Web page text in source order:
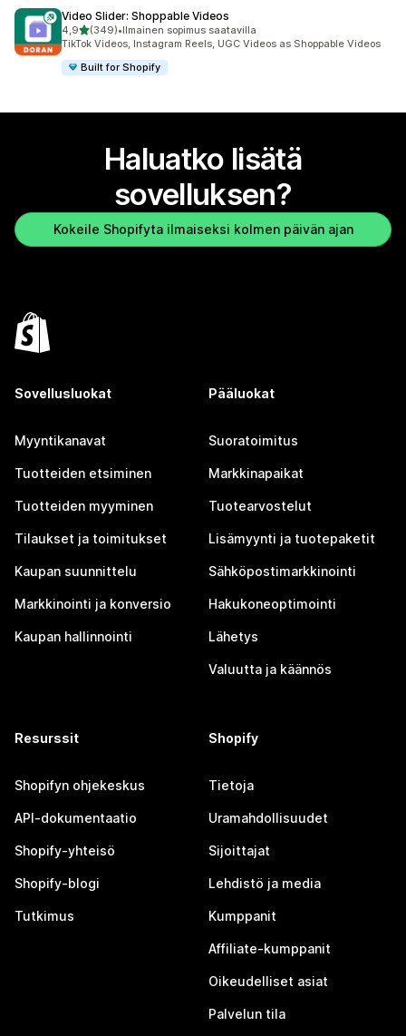
Video Slider: Shoppable Videos
4,9/ 5 tähteä
(349)
349 arvostelua yhteensä
•Ilmainen sopimus saatavilla
TikTok Videos, Instagram Reels, UGC Videos as Shoppable Videos
Built for Shopify
Haluatko lisätä
sovelluksen?
Kokeile Shopifyta ilmaiseksi kolmen päivän ajan
Sovellusluokat
Myyntikanavat
Tuotteiden etsiminen
Tuotteiden myyminen
Tilaukset ja toimitukset
Kaupan suunnittelu
Markkinointi ja konversio
Kaupan hallinnointi
Pääluokat
Suoratoimitus
Markkinapaikat
Tuotearvostelut
Lisämyynti ja tuotepaketit
Sähköpostimarkkinointi
Hakukoneoptimointi
Lähetys
Valuutta ja käännös
Resurssit
Shopifyn ohjekeskus
API-dokumentaatio
Shopify-yhteisö
Shopify-blogi
Tutkimus
Shopify
Tietoja
Uramahdollisuudet
Sijoittajat
Lehdistö ja media
Kumppanit
Affiliate-kumppanit
Oikeudelliset asiat
Palvelun tila